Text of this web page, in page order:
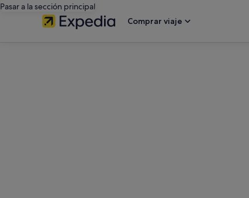
Pasar a la sección principal
Comprar viaje